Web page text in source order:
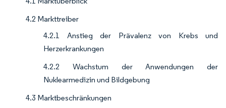
4.2 Markttreiber
4.2.1 Anstieg der Prävalenz von Krebs und
Herzerkrankungen
4.2.2 Wachstum der Anwendungen der
Nuklearmedizin und Bildgebung
4.3 Marktbeschränkungen